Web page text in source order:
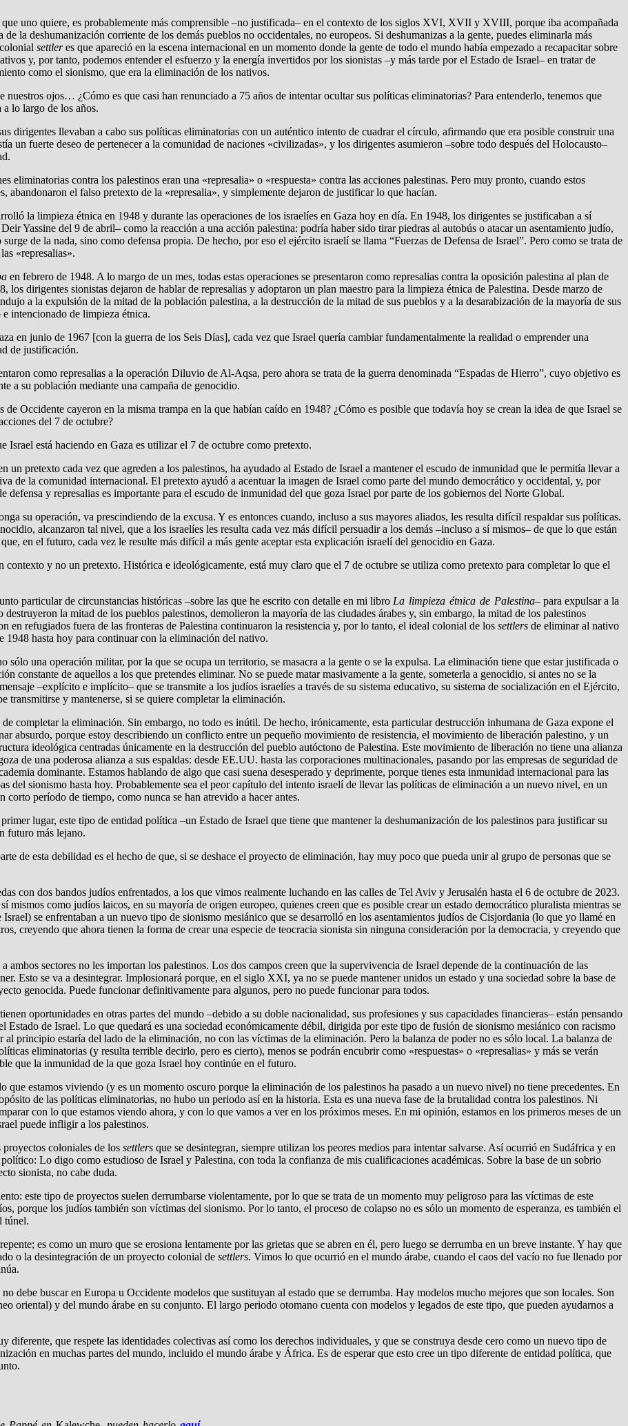
uno quiere, es probablemente más comprensible –no justificada– en el contexto de los siglos XVI, XVII y XVIII, porque iba acompañada
la deshumanización corriente de los demás pueblos no occidentales, no europeos. Si deshumanizas a la gente, puedes eliminarla más
settleres que apareció en la escena internacional en un momento donde la gente de todo el mundo había empezado a recapacitar sobre
y, por tanto, podemos entender el esfuerzo y la energía invertidos por los sionistas –y más tarde por el Estado de Israel– en tratar de
como el sionismo, que era la eliminación de los nativos.
ojos… ¿Cómo es que casi han renunciado a 75 años de intentar ocultar sus políticas eliminatorias? Para entenderlo, tenemos que
lo largo de los años.
dirigentes llevaban a cabo sus políticas eliminatorias con un auténtico intento de cuadrar el círculo, afirmando que era posible construir una
un fuerte deseo de pertenecer a la comunidad de naciones «civilizadas», y los dirigentes asumieron –sobre todo después del Holocausto–
eliminatorias contra los palestinos eran una «represalia» o «respuesta» contra las acciones palestinas. Pero muy pronto, cuando estos
abandonaron el falso pretexto de la «represalia», y simplemente dejaron de justificar lo que hacían.
la limpieza étnica en 1948 y durante las operaciones de los israelíes en Gaza hoy en día. En 1948, los dirigentes se justificaban a sí
Yassine del 9 de abril– como la reacción a una acción palestina: podría haber sido tirar piedras al autobús o atacar un asentamiento judío,
de la nada, sino como defensa propia. De hecho, por eso el ejército israelí se llama “Fuerzas de Defensa de Israel”. Pero como se trata de
«represalias».
en febrero de 1948. A lo margo de un mes, todas estas operaciones se presentaron como represalias contra la oposición palestina al plan de
dirigentes sionistas dejaron de hablar de represalias y adoptaron un plan maestro para la limpieza étnica de Palestina. Desde marzo de
a la expulsión de la mitad de la población palestina, a la destrucción de la mitad de sus pueblos y a la desarabización de la mayoría de sus
intencionado de limpieza étnica.
en junio de 1967 [con la guerra de los Seis Días], cada vez que Israel quería cambiar fundamentalmente la realidad o emprender una
de justificación.
como represalias a la operación Diluvio de Al-Aqsa, pero ahora se trata de la guerra denominada “Espadas de Hierro”, cuyo objetivo es
a su población mediante una campaña de genocidio.
Occidente cayeron en la misma trampa en la que habían caído en 1948? ¿Cómo es posible que todavía hoy se crean la idea de que Israel se
del 7 de octubre?
Israel está haciendo en Gaza es utilizar el 7 de octubre como pretexto.
un pretexto cada vez que agreden a los palestinos, ha ayudado al Estado de Israel a mantener el escudo de inmunidad que le permitía llevar a
de la comunidad internacional. El pretexto ayudó a acentuar la imagen de Israel como parte del mundo democrático y occidental, y, por
defensa y represalias es importante para el escudo de inmunidad del que goza Israel por parte de los gobiernos del Norte Global.
su operación, va prescindiendo de la excusa. Y es entonces cuando, incluso a sus mayores aliados, les resulta difícil respaldar sus políticas.
alcanzaron tal nivel, que a los israelíes les resulta cada vez más difícil persuadir a los demás –incluso a sí mismos– de que lo que están
en el futuro, cada vez le resulte más difícil a más gente aceptar esta explicación israelí del genocidio en Gaza.
contexto y no un pretexto. Histórica e ideológicamente, está muy claro que el 7 de octubre se utiliza como pretexto para completar lo que el
particular de circunstancias históricas –sobre las que he escrito con detalle en mi libro La limpieza étnica de Palestina– para expulsar a la
la mitad de los pueblos palestinos, demolieron la mayoría de las ciudades árabes y, sin embargo, la mitad de los palestinos
en refugiados fuera de las fronteras de Palestina continuaron la resistencia y, por lo tanto, el ideal colonial de los settlers de eliminar al nativo
hasta hoy para continuar con la eliminación del nativo.
una operación militar, por la que se ocupa un territorio, se masacra a la gente o se la expulsa. La eliminación tiene que estar justificada o
constante de aquellos a los que pretendes eliminar. No se puede matar masivamente a la gente, someterla a genocidio, si antes no se la
–explícito e implícito– que se transmite a los judíos israelíes a través de su sistema educativo, su sistema de socialización en el Ejército,
transmitirse y mantenerse, si se quiere completar la eliminación.
completar la eliminación. Sin embargo, no todo es inútil. De hecho, irónicamente, esta particular destrucción inhumana de Gaza expone el
absurdo, porque estoy describiendo un conflicto entre un pequeño movimiento de resistencia, el movimiento de liberación palestino, y un
ideológica centradas únicamente en la destrucción del pueblo autóctono de Palestina. Este movimiento de liberación no tiene una alianza
de una poderosa alianza a sus espaldas: desde EE.UU. hasta las corporaciones multinacionales, pasando por las empresas de seguridad de
dominante. Estamos hablando de algo que casi suena desesperado y deprimente, porque tienes esta inmunidad internacional para las
del sionismo hasta hoy. Probablemente sea el peor capítulo del intento israelí de llevar las políticas de eliminación a un nuevo nivel, en un
corto período de tiempo, como nunca se han atrevido a hacer antes.
lugar, este tipo de entidad política –un Estado de Israel que tiene que mantener la deshumanización de los palestinos para justificar su
futuro más lejano.
de esta debilidad es el hecho de que, si se deshace el proyecto de eliminación, hay muy poco que pueda unir al grupo de personas que se
con dos bandos judíos enfrentados, a los que vimos realmente luchando en las calles de Tel Aviv y Jerusalén hasta el 6 de octubre de 2023.
mismos como judíos laicos, en su mayoría de origen europeo, quienes creen que es posible crear un estado democrático pluralista mientras se
se enfrentaban a un nuevo tipo de sionismo mesiánico que se desarrolló en los asentamientos judíos de Cisjordania (lo que yo llamé en
creyendo que ahora tienen la forma de crear una especie de teocracia sionista sin ninguna consideración por la democracia, y creyendo que
ambos sectores no les importan los palestinos. Los dos campos creen que la supervivencia de Israel depende de la continuación de las
Esto se va a desintegrar. Implosionará porque, en el siglo XXI, ya no se puede mantener unidos un estado y una sociedad sobre la base de
genocida. Puede funcionar definitivamente para algunos, pero no puede funcionar para todos.
oportunidades en otras partes del mundo –debido a su doble nacionalidad, sus profesiones y sus capacidades financieras– están pensando
Estado de Israel. Lo que quedará es una sociedad económicamente débil, dirigida por este tipo de fusión de sionismo mesiánico con racismo
principio estaría del lado de la eliminación, no con las víctimas de la eliminación. Pero la balanza de poder no es sólo local. La balanza de
eliminatorias (y resulta terrible decirlo, pero es cierto), menos se podrán encubrir como «respuestas» o «represalias» y más se verán
que la inmunidad de la que goza Israel hoy continúe en el futuro.
que estamos viviendo (y es un momento oscuro porque la eliminación de los palestinos ha pasado a un nuevo nivel) no tiene precedentes. En
de las políticas eliminatorias, no hubo un periodo así en la historia. Esta es una nueva fase de la brutalidad contra los palestinos. Ni
con lo que estamos viendo ahora, y con lo que vamos a ver en los próximos meses. En mi opinión, estamos en los primeros meses de un
puede infligir a los palestinos.
coloniales de los settlers que se desintegran, siempre utilizan los peores medios para intentar salvarse. Así ocurrió en Sudáfrica y en
Lo digo como estudioso de Israel y Palestina, con toda la confianza de mis cualificaciones académicas. Sobre la base de un sobrio
sionista, no cabe duda.
este tipo de proyectos suelen derrumbarse violentamente, por lo que se trata de un momento muy peligroso para las víctimas de este
porque los judíos también son víctimas del sionismo. Por lo tanto, el proceso de colapso no es sólo un momento de esperanza, es también el
túnel.
es como un muro que se erosiona lentamente por las grietas que se abren en él, pero luego se derrumba en un breve instante. Y hay que
o la desintegración de un proyecto colonial de settlers. Vimos lo que ocurrió en el mundo árabe, cuando el caos del vacío no fue llenado por
debe buscar en Europa u Occidente modelos que sustituyan al estado que se derrumba. Hay modelos mucho mejores que son locales. Son
oriental) y del mundo árabe en su conjunto. El largo periodo otomano cuenta con modelos y legados de este tipo, que pueden ayudarnos a
diferente, que respete las identidades colectivas así como los derechos individuales, y que se construya desde cero como un nuevo tipo de
en muchas partes del mundo, incluido el mundo árabe y África. Es de esperar que esto cree un tipo diferente de entidad política, que